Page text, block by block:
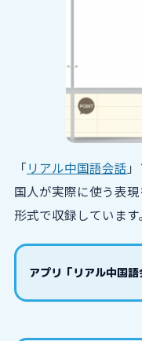
「リアル中国語会話
国人が実際に使う表
形式で収録しています。
アプリ「リアル中国語